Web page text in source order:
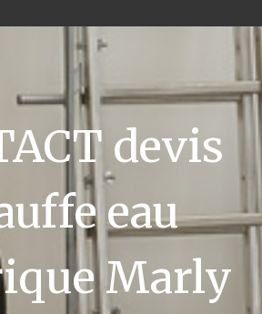
devis
eau
Marly